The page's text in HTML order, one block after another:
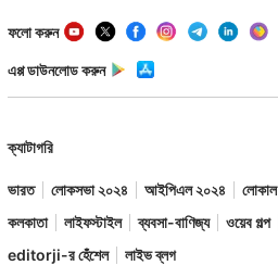
ফলো করুন
এপ্প ডাউনলোড করুন
ক্যাটাগরি
ভারত লোকসভা ২০২৪ আইপিএল ২০২৪ লোকাল
কলকাতা
লাইফস্টাইল ব্যবসা-বাণিজ্য ওয়েব গল্প
editorji-র হেঁশেল
লাইভ ব্লগ